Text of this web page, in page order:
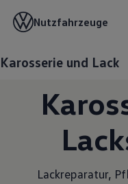
Nutzfahrzeuge
Karosserie und Lack
Lack
Lackreparatur,